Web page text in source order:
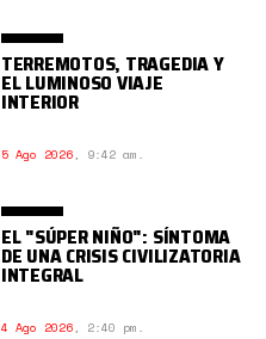
TERREMOTOS, TRAGEDIA Y
EL LUMINOSO VIAJE
INTERIOR
5 Ago 2026, 9:42 am.
EL "SÚPER NIÑO": SÍNTOMA
DE UNA CRISIS CIVILIZATORIA
INTEGRAL
4 Ago 2026, 2:40 pm.